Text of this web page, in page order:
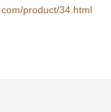
product/34.html